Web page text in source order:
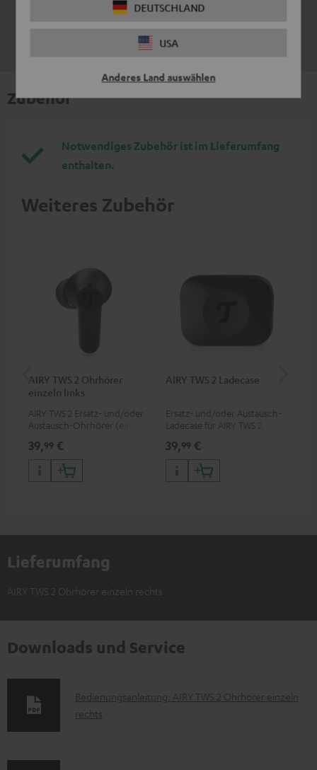
DEUTSCHLAND
USA
Anderes Land auswählen
Zubehör
Notwendiges Zubehör ist im Lieferumfang
enthalten.
Weiteres Zubehör
AIRY TWS 2 Ohrhörer
einzeln links
AIRY TWS 2 Ersatz- und/oder
Austausch-Ohrhörer (einzeln
39,99 €
AIRY TWS 2 Ladecase
Ersatz- und/oder Austausch-
Ladecase für AIRY TWS 2, nicht
TWS & AIRY TRUE WIRELESS
39,99 €
Lieferumfang
AIRY TWS 2 Ohrhörer einzeln rechts
Downloads und Service
D
o
Bedienungsanleitung: AIRY TWS 2 Ohrhörer einzeln
rechts